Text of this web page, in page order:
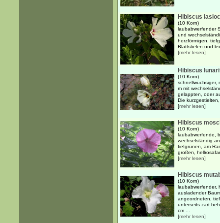
Hibiscus
(10 Korn)
laubabwerfender
und
herzförmigen,
Blattstielen und
[mehr lesen]
Hibiscus
(10 Korn)
schnellwüchsiger,
m mit
gelappten, oder
Die
[mehr lesen]
Hibiscus
(10 Korn)
laubabwerfende,
wechselständig
tiefgrünen, am
großen,
[mehr lesen]
Hibiscus
(10 Korn)
laubabwerfender,
ausladender
angeordneten,
unterseits zart
cm ...
[mehr lesen]